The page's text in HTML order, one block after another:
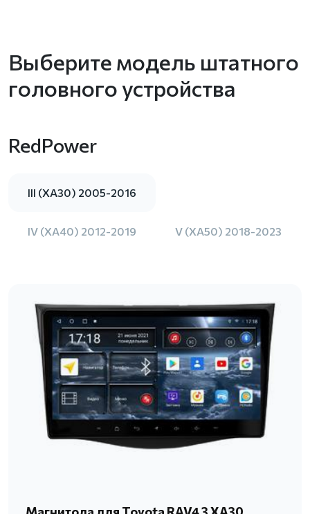
Выберите модель штатного
головного устройства
RedPower
III (XA30) 2005-2016
IV (XA40) 2012-2019 V (XA50) 2018-2023